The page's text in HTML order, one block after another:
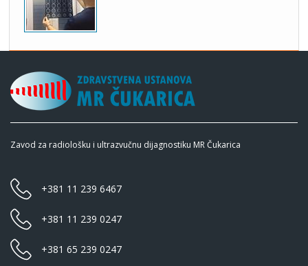
Zavod za radiološku i ultrazvučnu dijagnostiku MR Čukarica
+381 11 239 6467
+381 11 239 0247
+381 65 239 0247